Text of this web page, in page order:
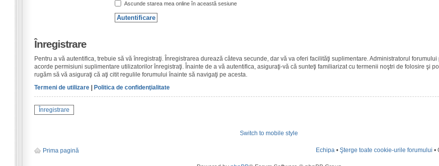
Ascunde starea mea online în această sesiune
Înregistrare
Pentru a vă autentifica, trebuie să vă înregistraţi. Înregistrarea durează câteva secunde, dar vă va oferi facilităţi suplimentare. Administratorul
acorde permisiuni suplimentare utilizatorilor înregistraţi. Înainte de a vă autentifica, asiguraţi-vă că sunteţi familiarizat cu termenii noştri de folosire şi
rugăm să vă asiguraţi că aţi citit regulile forumului înainte să navigaţi pe acesta.
Termeni de utilizare| Politica de confidenţialitate
Înregistrare
Switch to mobile style
Prima pagină Echipa •Şterge toate cookie-urile forumului •